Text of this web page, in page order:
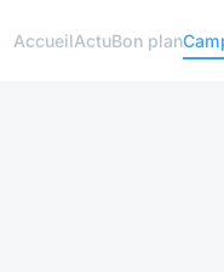
AccueilActuBon plan